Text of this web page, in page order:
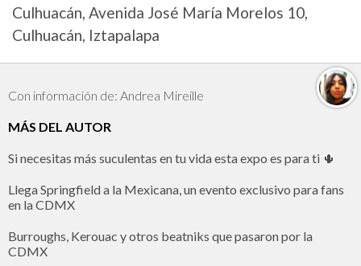
Culhuacán, Avenida José María Morelos 10,
Culhuacán, Iztapalapa
Con información de: Andrea Mireille
MÁS DEL AUTOR
Si necesitas más suculentas en tu vida esta expo es para ti 🌵
Llega Springfield a la Mexicana, un evento exclusivo para fans
en la CDMX
Burroughs, Kerouac y otros beatniks que pasaron por la
CDMX